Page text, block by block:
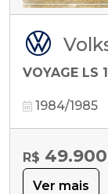
VOYAGE
1984/1985
R$ 49.900
Ver mais